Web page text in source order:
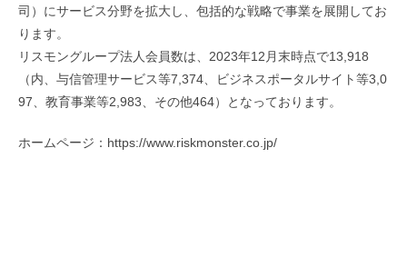
司）にサービス分野を拡大し、包括的な戦略で事業を展開してお
ります。
リスモングループ法人会員数は、2023年12月末時点で13,918
（内、与信管理サービス等7,374、ビジネスポータルサイト等3,0
97、教育事業等2,983、その他464）となっております。
ホームページ： https://www.riskmonster.co.jp/